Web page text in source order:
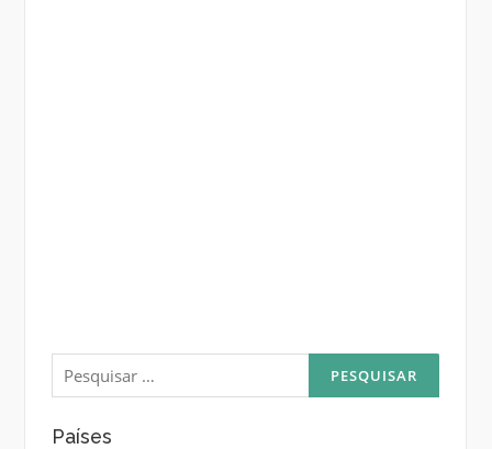
Pesquisar
por:
Países